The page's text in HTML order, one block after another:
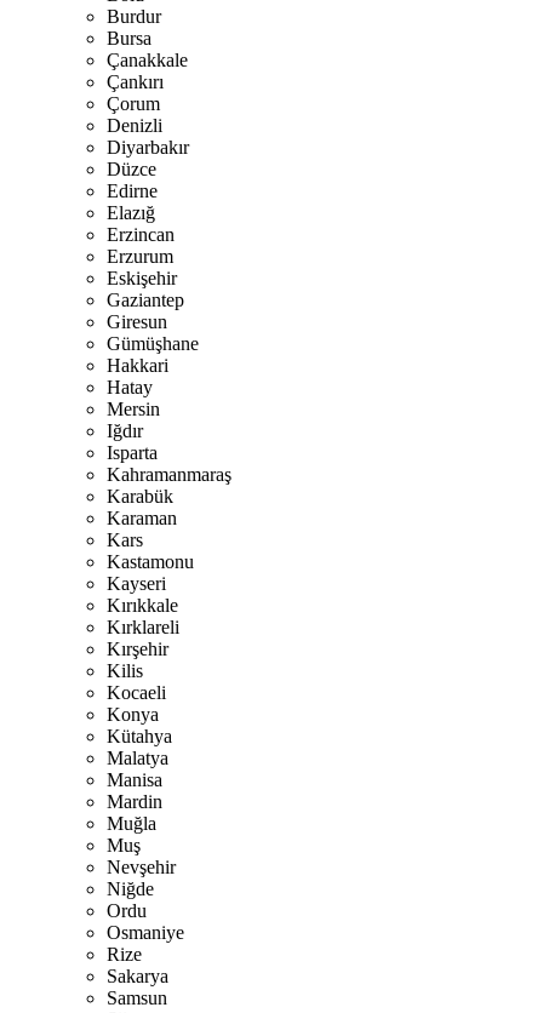
Burdur
Bursa
Çanakkale
Çankırı
Çorum
Denizli
Diyarbakır
Düzce
Edirne
Elazığ
Erzincan
Erzurum
Eskişehir
Gaziantep
Giresun
Gümüşhane
Hakkari
Hatay
Mersin
Iğdır
Isparta
Kahramanmaraş
Karabük
Karaman
Kars
Kastamonu
Kayseri
Kırıkkale
Kırklareli
Kırşehir
Kilis
Kocaeli
Konya
Kütahya
Malatya
Manisa
Mardin
Muğla
Muş
Nevşehir
Niğde
Ordu
Osmaniye
Rize
Sakarya
Samsun